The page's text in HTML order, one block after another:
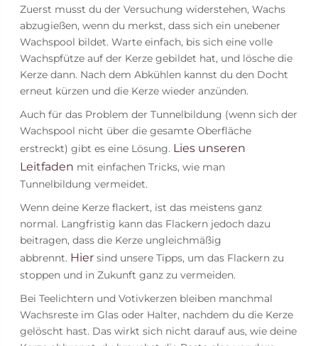
Zuerst musst du der Versuchung widerstehen, Wachs
abzugießen, wenn du merkst, dass sich ein unebener
Wachspool bildet. Warte einfach, bis sich eine volle
Wachspfütze auf der Kerze gebildet hat, und lösche die
Kerze dann. Nach dem Abkühlen kannst du den Docht
erneut kürzen und die Kerze wieder anzünden.
Auch für das Problem der Tunnelbildung (wenn sich der
Wachspool nicht über die gesamte Oberfläche
erstreckt) gibt es eine Lösung. Lies unseren
Leitfaden mit einfachen Tricks, wie man
Tunnelbildung vermeidet.
Wenn deine Kerze flackert, ist das meistens ganz
normal. Langfristig kann das Flackern jedoch dazu
beitragen, dass die Kerze ungleichmäßig
abbrennt. Hier sind unsere Tipps, um das Flackern zu
stoppen und in Zukunft ganz zu vermeiden.
Bei Teelichtern und Votivkerzen bleiben manchmal
Wachsreste im Glas oder Halter, nachdem du die Kerze
gelöscht hast. Das wirkt sich nicht darauf aus, wie deine